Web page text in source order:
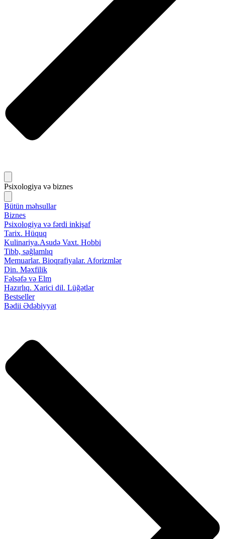
Psixologiya və biznes
Bütün məhsullar
Biznes
Psixologiya və fərdi inkişaf
Tarix. Hüquq
Kulinariya.Asudə Vaxt. Hobbi
Tibb, sağlamlıq
Memuarlar. Bioqrafiyalar. Aforizmlər
Din. Məxfilik
Fəlsəfə və Elm
Hazırlıq. Xarici dil. Lüğətlər
Bestseller
Bədii Ədəbiyyat